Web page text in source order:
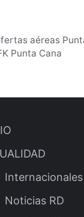
aéreas
Punta Cana
Internacionales
Noticias RD